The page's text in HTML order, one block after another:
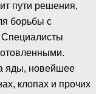
пути решения,
борьбы с
Специалисты
яды, новейшее
клопах и прочих